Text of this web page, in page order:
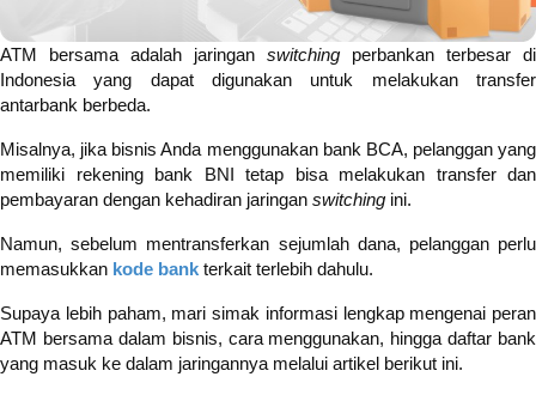
ATM bersama adalah jaringan switching perbankan terbesar di
Indonesia yang dapat digunakan untuk melakukan transfer
antarbank berbeda.
Misalnya, jika bisnis Anda menggunakan bank BCA, pelanggan yang
memiliki rekening bank BNI tetap bisa melakukan transfer dan
pembayaran dengan kehadiran jaringan switching ini.
Namun, sebelum mentransferkan sejumlah dana, pelanggan perlu
memasukkan kode bank terkait terlebih dahulu.
Supaya lebih paham, mari simak informasi lengkap mengenai peran
ATM bersama dalam bisnis, cara menggunakan, hingga daftar bank
yang masuk ke dalam jaringannya melalui artikel berikut ini.